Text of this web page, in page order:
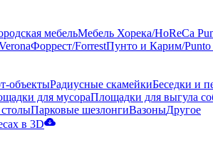
мебельМебель Хорека/HoReCa
Форрест/ForrestПунто и Карим/
объектыРадиусные скамейкиБеседки и
для мусораПлощадки для выгула
Парковые шезлонгиВазоныДругое
в 3D